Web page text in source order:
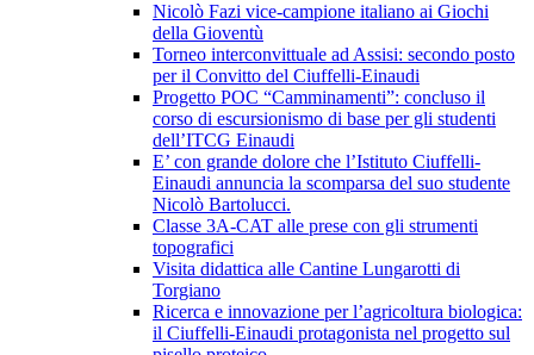
Nicolò Fazi vice-campione italiano ai Giochi
della Gioventù
Torneo interconvittuale ad Assisi: secondo posto
per il Convitto del Ciuffelli-Einaudi
Progetto POC “Camminamenti”: concluso il
corso di escursionismo di base per gli studenti
dell’ITCG Einaudi
E’ con grande dolore che l’Istituto Ciuffelli-
Einaudi annuncia la scomparsa del suo studente
Nicolò Bartolucci.
Classe 3A-CAT alle prese con gli strumenti
topografici
Visita didattica alle Cantine Lungarotti di
Torgiano
Ricerca e innovazione per l’agricoltura biologica:
il Ciuffelli-Einaudi protagonista nel progetto sul